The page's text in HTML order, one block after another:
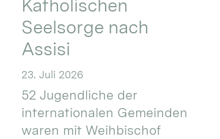
Katholischen
Seelsorge nach
Assisi
23. Juli 2026
52 Jugendliche der
internationalen Gemeinden
waren mit Weihbischof